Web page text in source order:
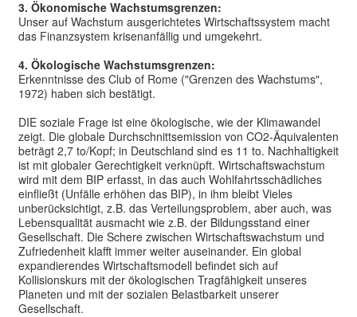
3. Ökonomische Wachstumsgrenzen:
Unser auf Wachstum ausgerichtetes Wirtschaftssystem macht
das Finanzsystem krisenanfällig und umgekehrt.
4. Ökologische Wachstumsgrenzen:
Erkenntnisse des Club of Rome ("Grenzen des Wachstums",
1972) haben sich bestätigt.
DIE soziale Frage ist eine ökologische, wie der Klimawandel
zeigt. Die globale Durchschnittsemission von CO2-Äquivalenten
beträgt 2,7 to/Kopf; in Deutschland sind es 11 to. Nachhaltigkeit
ist mit globaler Gerechtigkeit verknüpft. Wirtschaftswachstum
wird mit dem BIP erfasst, in das auch Wohlfahrtsschädliches
einfließt (Unfälle erhöhen das BIP), in ihm bleibt Vieles
unberücksichtigt, z.B. das Verteilungsproblem, aber auch, was
Lebensqualität ausmacht wie z.B. der Bildungsstand einer
Gesellschaft. Die Schere zwischen Wirtschaftswachstum und
Zufriedenheit klafft immer weiter auseinander. Ein global
expandierendes Wirtschaftsmodell befindet sich auf
Kollisionskurs mit der ökologischen Tragfähigkeit unseres
Planeten und mit der sozialen Belastbarkeit unserer
Gesellschaft.